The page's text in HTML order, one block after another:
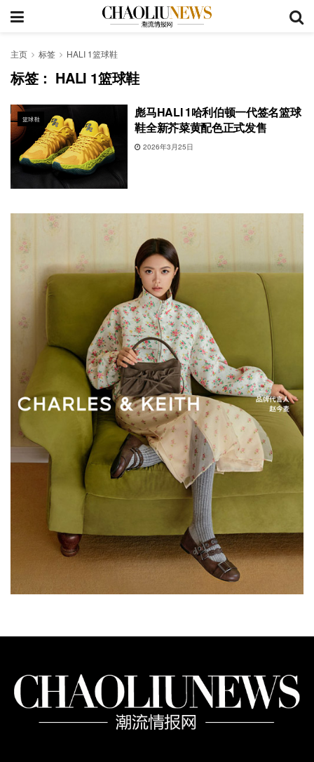
主页 标签 HALI 1篮球鞋
标签： HALI 1篮球鞋
篮球鞋
彪马HALI 1哈利伯顿一代签名篮球
鞋全新芥菜黄配色正式发售
2026年3月25日